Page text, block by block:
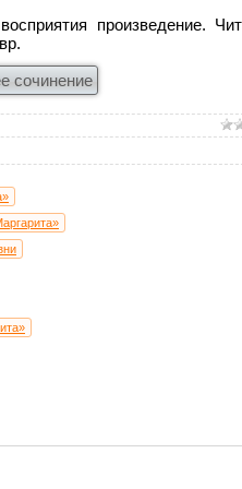
произведение.
сочинение
в произведении Булгакова «Собачье